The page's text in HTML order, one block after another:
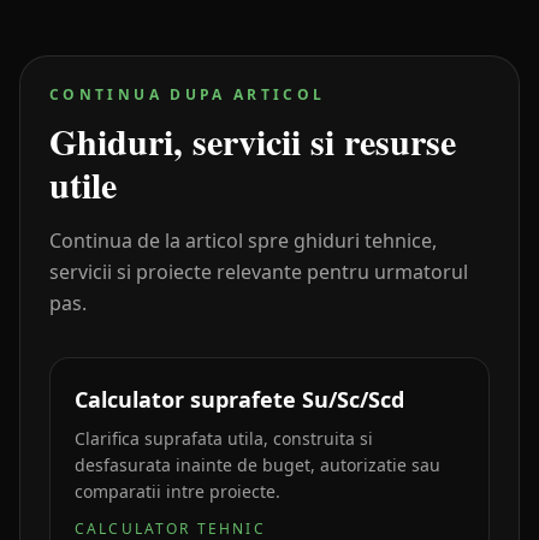
CONTINUA DUPA ARTICOL
Ghiduri, servicii si resurse
utile
Continua de la articol spre ghiduri tehnice,
servicii si proiecte relevante pentru urmatorul
pas.
Calculator suprafete Su/Sc/Scd
Clarifica suprafata utila, construita si
desfasurata inainte de buget, autorizatie sau
comparatii intre proiecte.
CALCULATOR TEHNIC